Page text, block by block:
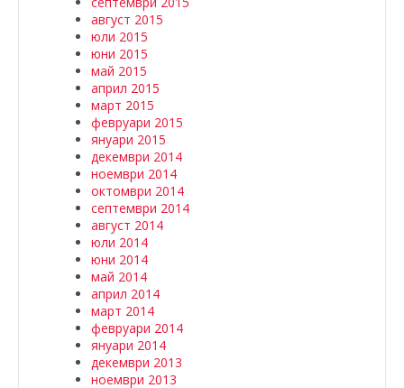
август 2015
юли 2015
юни 2015
май 2015
април 2015
март 2015
февруари 2015
януари 2015
декември 2014
ноември 2014
октомври 2014
септември 2014
август 2014
юли 2014
юни 2014
май 2014
април 2014
март 2014
февруари 2014
януари 2014
декември 2013
ноември 2013